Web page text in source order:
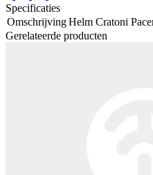
Specificaties
OmschrijvingHelm Cratoni
Gerelateerde producten